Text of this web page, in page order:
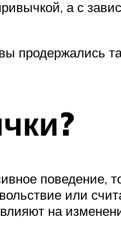
а с
продержались
поведение,
или
на